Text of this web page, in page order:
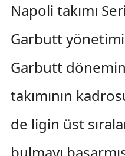
Napoli takımı
Garbutt
Garbutt
takımının
de ligin üst